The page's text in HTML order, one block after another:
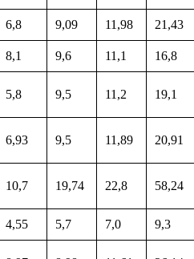
6,8 9,09 11,98 21,43
8,1 9,6 11,1 16,8
5,8 9,5 11,2 19,1
6,93 9,5 11,89 20,91
10,7 19,74 22,8 58,24
4,55 5,7 7,0 9,3